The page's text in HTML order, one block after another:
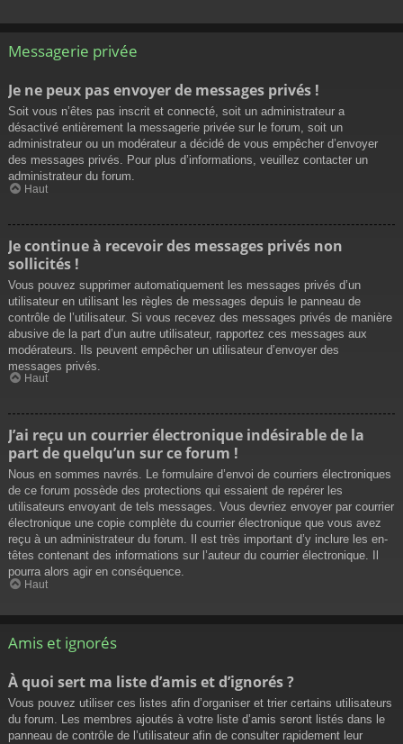
Messagerie privée
Je ne peux pas envoyer de messages privés !
Soit vous n’êtes pas inscrit et connecté, soit un administrateur a
désactivé entièrement la messagerie privée sur le forum, soit un
administrateur ou un modérateur a décidé de vous empêcher d’envoyer
des messages privés. Pour plus d’informations, veuillez contacter un
administrateur du forum.
Haut
Je continue à recevoir des messages privés non
sollicités !
Vous pouvez supprimer automatiquement les messages privés d’un
utilisateur en utilisant les règles de messages depuis le panneau de
contrôle de l’utilisateur. Si vous recevez des messages privés de manière
abusive de la part d’un autre utilisateur, rapportez ces messages aux
modérateurs. Ils peuvent empêcher un utilisateur d’envoyer des
messages privés.
Haut
J’ai reçu un courrier électronique indésirable de la
part de quelqu’un sur ce forum !
Nous en sommes navrés. Le formulaire d’envoi de courriers électroniques
de ce forum possède des protections qui essaient de repérer les
utilisateurs envoyant de tels messages. Vous devriez envoyer par courrier
électronique une copie complète du courrier électronique que vous avez
reçu à un administrateur du forum. Il est très important d’y inclure les en-
têtes contenant des informations sur l’auteur du courrier électronique. Il
pourra alors agir en conséquence.
Haut
Amis et ignorés
À quoi sert ma liste d’amis et d’ignorés ?
Vous pouvez utiliser ces listes afin d’organiser et trier certains utilisateurs
du forum. Les membres ajoutés à votre liste d’amis seront listés dans le
panneau de contrôle de l’utilisateur afin de consulter rapidement leur